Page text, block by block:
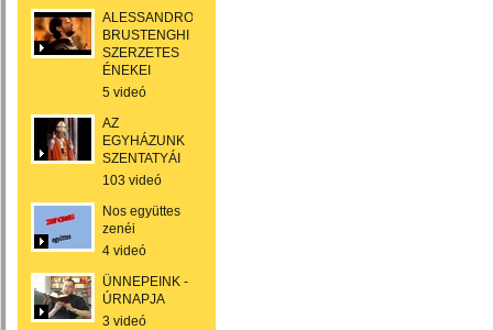
ALESSANDRO
BRUSTENGHI
SZERZETES
ÉNEKEI
5 videó
AZ
EGYHÁZUNK
SZENTATYÁI
103 videó
Nos együttes
zenéi
4 videó
ÜNNEPEINK -
ÚRNAPJA
3 videó